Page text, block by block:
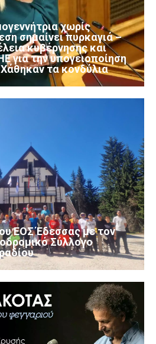
χωρίς
σημαίνει πυρκαγιά –
κυβέρνησης και
για την υπογειοποίηση
τα κονδύλια
ΕΟΣ Έδεσσας με τον
Σύλλογο